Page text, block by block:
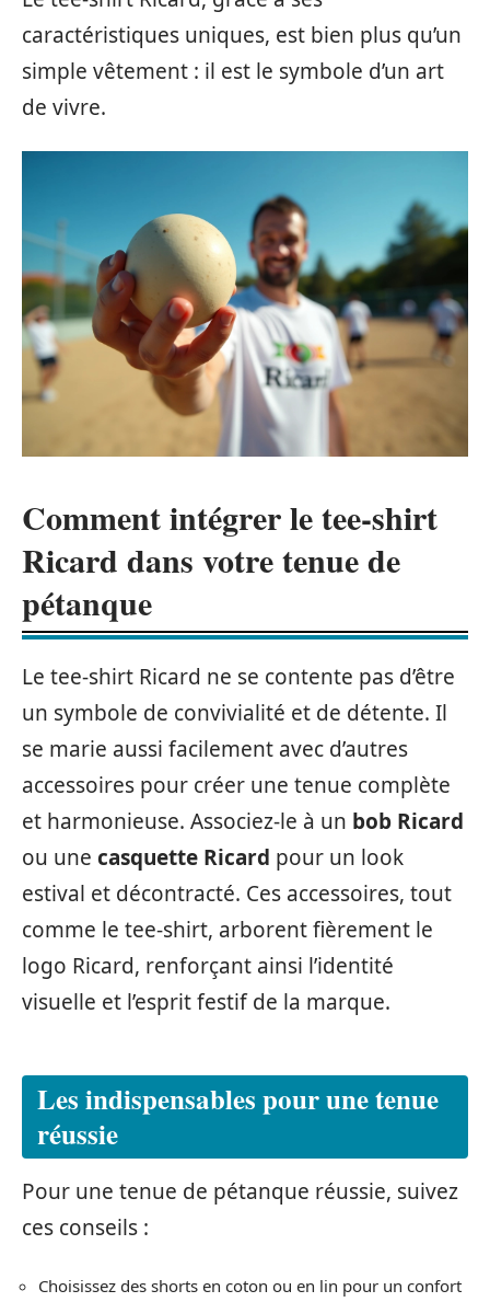
caractéristiques uniques, est bien plus qu’un
simple vêtement : il est le symbole d’un art
de vivre.
Comment intégrer le tee-shirt
Ricard dans votre tenue de
pétanque
Le tee-shirt Ricard ne se contente pas d’être
un symbole de convivialité et de détente. Il
se marie aussi facilement avec d’autres
accessoires pour créer une tenue complète
et harmonieuse. Associez-le à un bob Ricard
ou une casquette Ricard pour un look
estival et décontracté. Ces accessoires, tout
comme le tee-shirt, arborent fièrement le
logo Ricard, renforçant ainsi l’identité
visuelle et l’esprit festif de la marque.
Les indispensables pour une tenue
réussie
Pour une tenue de pétanque réussie, suivez
ces conseils :
Choisissez des shorts en coton ou en lin pour un confort